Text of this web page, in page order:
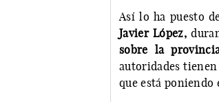
Así lo ha puesto
Javier López,
sobre la
autoridades
que está poniendo